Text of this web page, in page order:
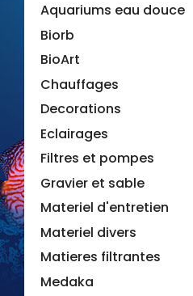
Aquariums eau douce
Biorb
BioArt
Chauffages
Decorations
Eclairages
Filtres et pompes
Gravier et sable
Materiel d'entretien
Materiel divers
Matieres filtrantes
Medaka